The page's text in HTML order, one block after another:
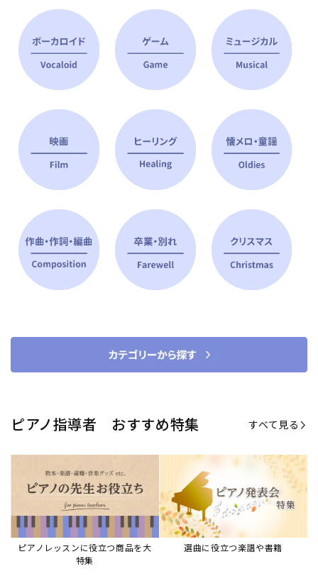
ピアノ指導者 おすすめ特集 すべて見る
ピアノレッスンに役立つ商品を大
特集
選曲に役立つ楽譜や書籍